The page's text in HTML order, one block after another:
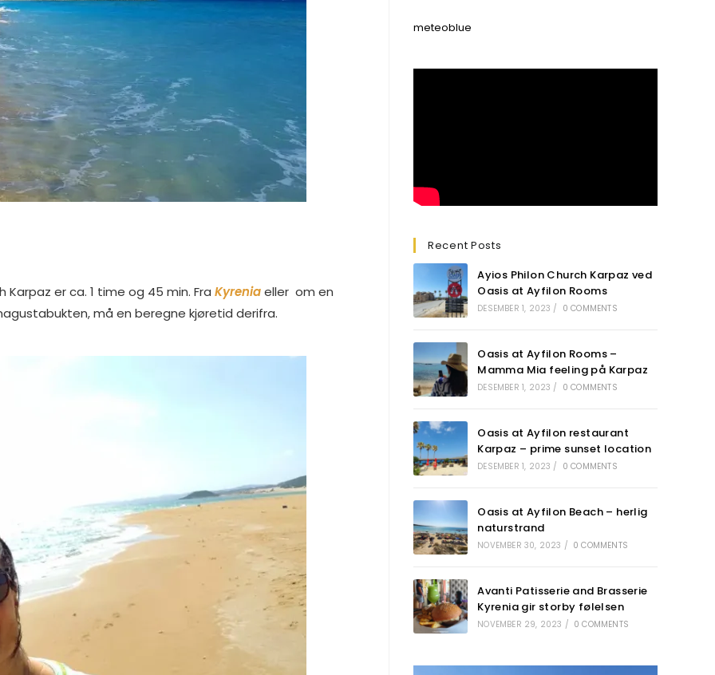
er ca. 1 time og 45 min. Fra Kyreniaeller om en
må en beregne kjøretid derifra.
meteoblue
Recent Posts
Ayios Philon Church Karpaz ved
Oasis at Ayfilon Rooms
DESEMBER 1, 2023 / 0 COMMENTS
Oasis at Ayfilon Rooms –
Mamma Mia feeling på Karpaz
DESEMBER 1, 2023 / 0 COMMENTS
Oasis at Ayfilon restaurant
Karpaz – prime sunset location
DESEMBER 1, 2023 / 0 COMMENTS
Oasis at Ayfilon Beach – herlig
naturstrand
NOVEMBER 30, 2023 / 0 COMMENTS
Avanti Patisserie and Brasserie
Kyrenia gir storby følelsen
NOVEMBER 29, 2023 / 0 COMMENTS